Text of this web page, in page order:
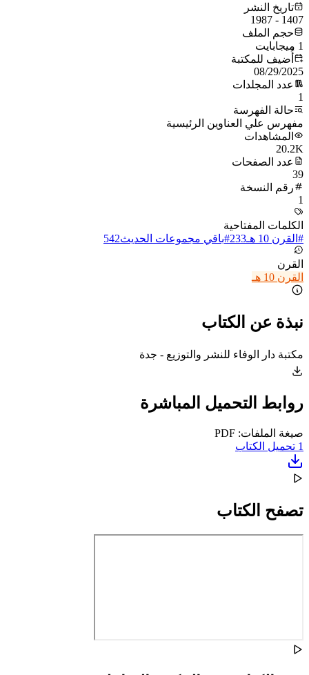
تاريخ النشر
1407 - 1987
حجم الملف
1 ميجابايت
أُضيف للمكتبة
08/29/2025
عدد المجلدات
1
حالة الفهرسة
مفهرس علي العناوين الرئيسية
المشاهدات
20.2K
عدد الصفحات
39
رقم النسخة
1
الكلمات المفتاحية
# القرن 10 هـ 233
#باقي مجموعات الحديث542
القرن
القرن 10 هـ
نبذة عن الكتاب
مكتبة دار الوفاء للنشر والتوزيع - جدة
روابط التحميل المباشرة
صيغة الملفات: PDF
1 تحميل الكتاب
تصفح الكتاب